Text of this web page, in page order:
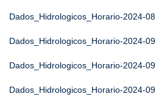
Dados_Hidrologicos_Horario-2024-08
Dados_Hidrologicos_Horario-2024-09
Dados_Hidrologicos_Horario-2024-09
Dados_Hidrologicos_Horario-2024-09